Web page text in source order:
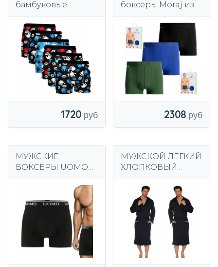
бамбуковые
е боксеры
1720
боксеры Moraj из
из 3 штук.
2308
МУЖСКИЕ
БОКСЕРЫ UOMO
КОМФОРТНЫЕ
ХЛОПКОВЫЕ 2XL
МУЖСКОЙ ЛЕГКИЙ
ХЛОПКОВЫЙ
СИНИЙ,
ХЛОПКОВЫЙ
КАПЮШОН